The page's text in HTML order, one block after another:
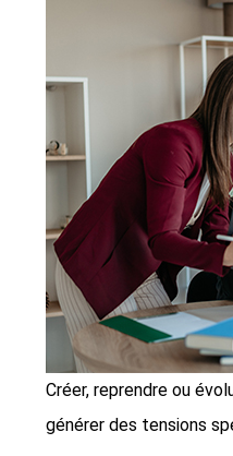
Créer, reprendre ou
générer des tensions